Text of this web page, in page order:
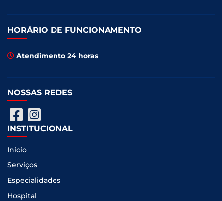
HORÁRIO DE FUNCIONAMENTO
Atendimento 24 horas
NOSSAS REDES
INSTITUCIONAL
Inicio
Serviços
Especialidades
Hospital